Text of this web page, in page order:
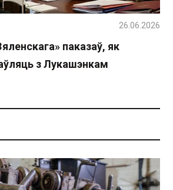
паказаў, як
з Лукашэнкам
26.06.2026